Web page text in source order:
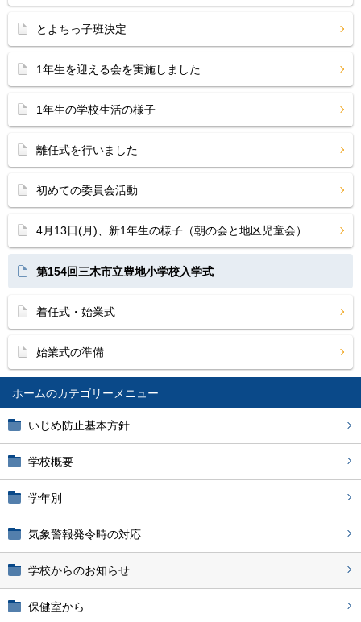
ホーム
いじめ防止基本方針
学校概要
学年別
気象警報発令時の対応
学校からのお知らせ
保健室から
とよちっ子班決定
1年生を迎える会を実施しました
1年生の学校生活の様子
離任式を行いました
初めての委員会活動
4月13日(月)、新1年生の様子（朝の会と地区児童会）
第154回三木市立豊地小学校入学式
着任式・始業式
始業式の準備